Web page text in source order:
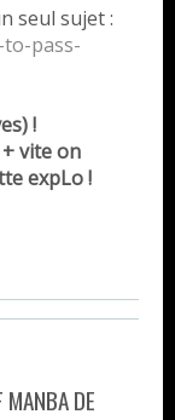
seul sujet :
to-pass-
!
vite on
expLo !
MANBA DE